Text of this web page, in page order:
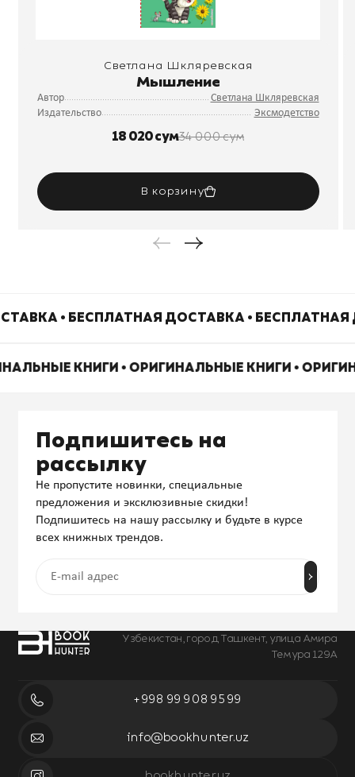
Светлана Шкляревская
Мышление
Автор
Светлана Шкляревская
Издательство
Эксмодетство
18 020 сум34 000 сум
В корзину
• БЕСПЛАТНАЯ ДОСТАВКА •
КНИГИ • ОРИГИНАЛЬНЫЕ КНИГИ •
Узбекистан, город Ташкент, улица Амира
Темура 129А
+998 99 908 95 99
info@bookhunter.uz
Подпишитесь на
рассылку
Не пропустите новинки, специальные
предложения и эксклюзивные скидки!
Подпишитесь на нашу рассылку и будьте в курсе
всех книжных трендов.